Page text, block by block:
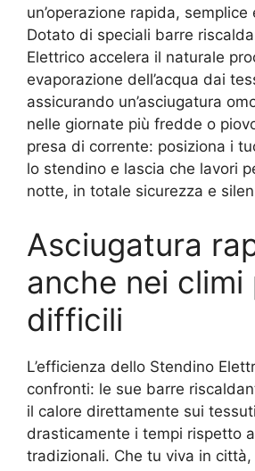
un’operazione rapida,
Dotato di speciali barre
Elettrico accelera il naturale
evaporazione dell’acqua dai
assicurando un’asciugatura
nelle giornate più fredde o
presa di corrente: posiziona i
lo stendino e lascia che lavori
notte, in totale sicurezza e
Asciugatura
anche nei climi
difficili
L’efficienza dello Stendino
confronti: le sue barre
il calore direttamente sui
drasticamente i tempi rispetto
tradizionali. Che tu viva in